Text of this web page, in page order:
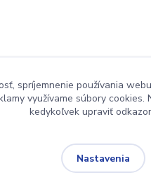
spríjemnenie používania
využívame súbory
kedykoľvek upraviť
Nastavenia